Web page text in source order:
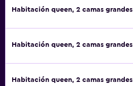
Habitación queen, 2 camas grandes
Habitación queen, 2 camas grandes
Habitación queen, 2 camas grandes